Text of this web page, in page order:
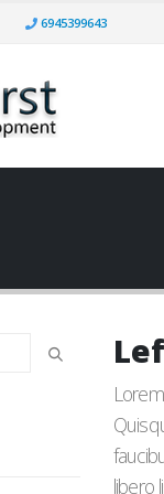
6945399643
libero